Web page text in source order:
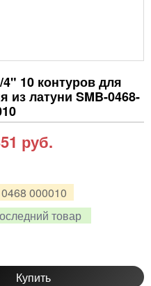
10 контуров для
из латуни SMB-0468-
000010
товар
руб.
Купить